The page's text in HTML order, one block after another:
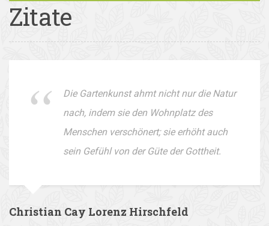
Zitate
Die Gartenkunst ahmt nicht nur die Natur
nach, indem sie den Wohnplatz des
Menschen verschönert; sie erhöht auch
sein Gefühl von der Güte der Gottheit.
Christian Cay Lorenz Hirschfeld